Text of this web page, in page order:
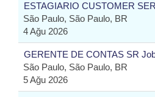
ESTAGIARIO CUSTOMER
São Paulo, São Paulo, BR
4 Ağu 2026
GERENTE DE CONTAS SR
São Paulo, São Paulo, BR
5 Ağu 2026